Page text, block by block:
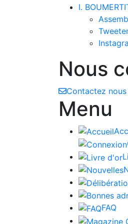
I.
Nous
Contactez nous
Menu
FAQ